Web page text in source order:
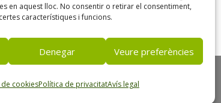
en aquest lloc. No consentir o retirar el consentiment,
característiques i funcions.
Denegar Veure preferències
cookiesPolítica de privacitatAvís legal